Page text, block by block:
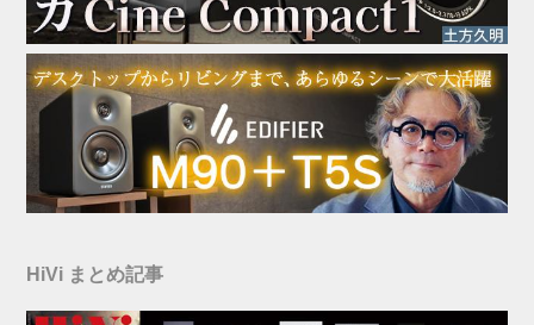
HiVi まとめ記事